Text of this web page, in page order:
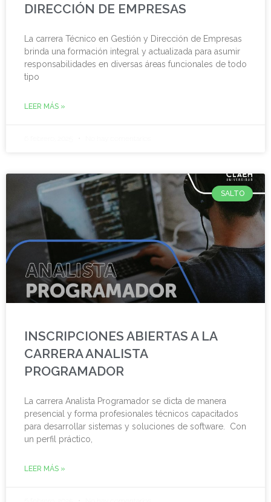
DIRECCIÓN DE EMPRESAS
La carrera Técnico en Gestión y Dirección de Empresas
brinda una formación integral y actualizada para asumir
responsabilidades en diversas áreas funcionales de todo
tipo
LEER MÁS »
SALTO
INSCRIPCIONES ABIERTAS A LA
CARRERA ANALISTA
PROGRAMADOR
La carrera Analista Programador se dicta de manera
presencial y forma profesionales técnicos capacitados
para desarrollar sistemas y soluciones de software. Con
un perfil práctico,
LEER MÁS »